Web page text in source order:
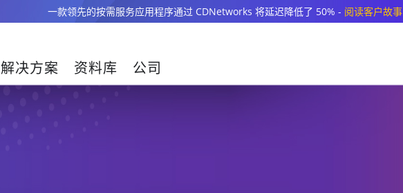
一款领先的按需服务应用程序通过 CDNetworks 将延迟降低了 50% - 阅读客户故事
解决方案 资料库 公司